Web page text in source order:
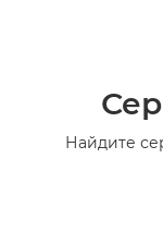
Найдите